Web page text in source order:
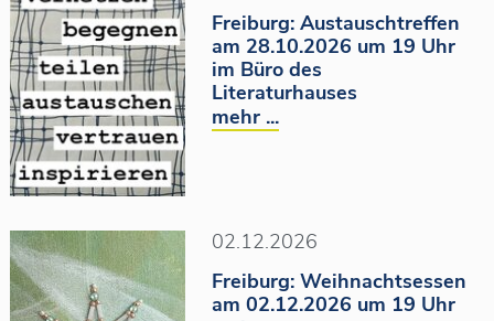
Freiburg: Austauschtreffen
am 28.10.2026 um 19 Uhr
im Büro des
Literaturhauses
mehr ...
02.12.2026
Freiburg: Weihnachtsessen
am 02.12.2026 um 19 Uhr